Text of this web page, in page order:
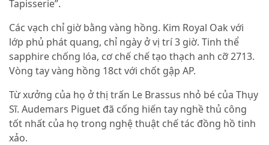
Tapisserie”.
Các vạch chỉ giờ bằng vàng hồng. Kim Royal Oak với
lớp phủ phát quang, chỉ ngày ở vị trí 3 giờ. Tinh thể
sapphire chống lóa, cơ chế chế tạo thạch anh cỡ 2713.
Vòng tay vàng hồng 18ct với chốt gập AP.
Từ xưởng của họ ở thị trấn Le Brassus nhỏ bé của Thụy
Sĩ. Audemars Piguet đã cống hiến tay nghề thủ công
tốt nhất của họ trong nghệ thuật chế tác đồng hồ tinh
xảo.